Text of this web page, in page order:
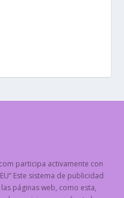
participa activamente con
Este sistema de publicidad
páginas web, como esta,